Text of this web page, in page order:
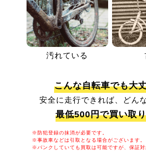
汚れている
こんな自転車でも大
安全に走行できれば、どん
最低500円で買い取
※防犯登録の抹消が必要です。
※事故車などは引取となる場合がございます。
※パンクしていても買取は可能ですが、保証対